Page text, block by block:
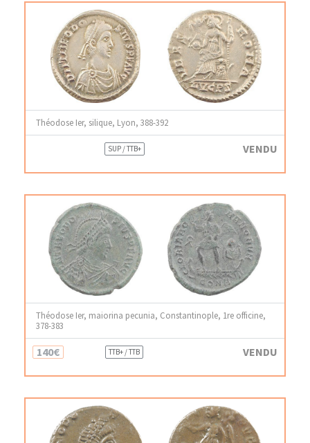
Théodose Ier, silique, Lyon, 388-392
SUP / TTB+ VENDU
Théodose Ier, maiorina pecunia, Constantinople, 1re officine,
378-383
140€ TTB+ / TTB VENDU